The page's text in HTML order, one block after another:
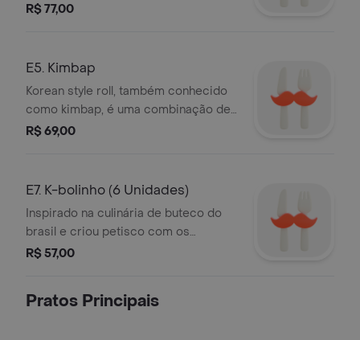
R$ 77,00
E5. Kimbap
Korean style roll, também conhecido
como kimbap, é uma combinação de
diversos ingredientes enrolados na
R$ 69,00
E7. K-bolinho (6 Unidades)
Inspirado na culinária de buteco do
brasil e criou petisco com os
ingredientes coreanos, a base de
R$ 57,00
Pratos Principais